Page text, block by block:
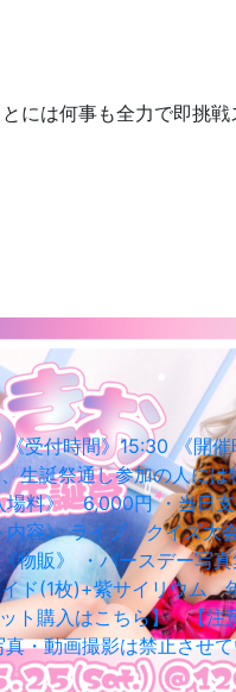
には何事も全力で即挑戦
受付時間》15:30 《開
生誕祭通し参加の人に
料》 6,000円 ・当日
容》 ライブ、クイズ大
販》 ・バースデー写
ド(1枚)+紫サイリウム
購入はこちら】 【注
真・動画撮影は禁止させ